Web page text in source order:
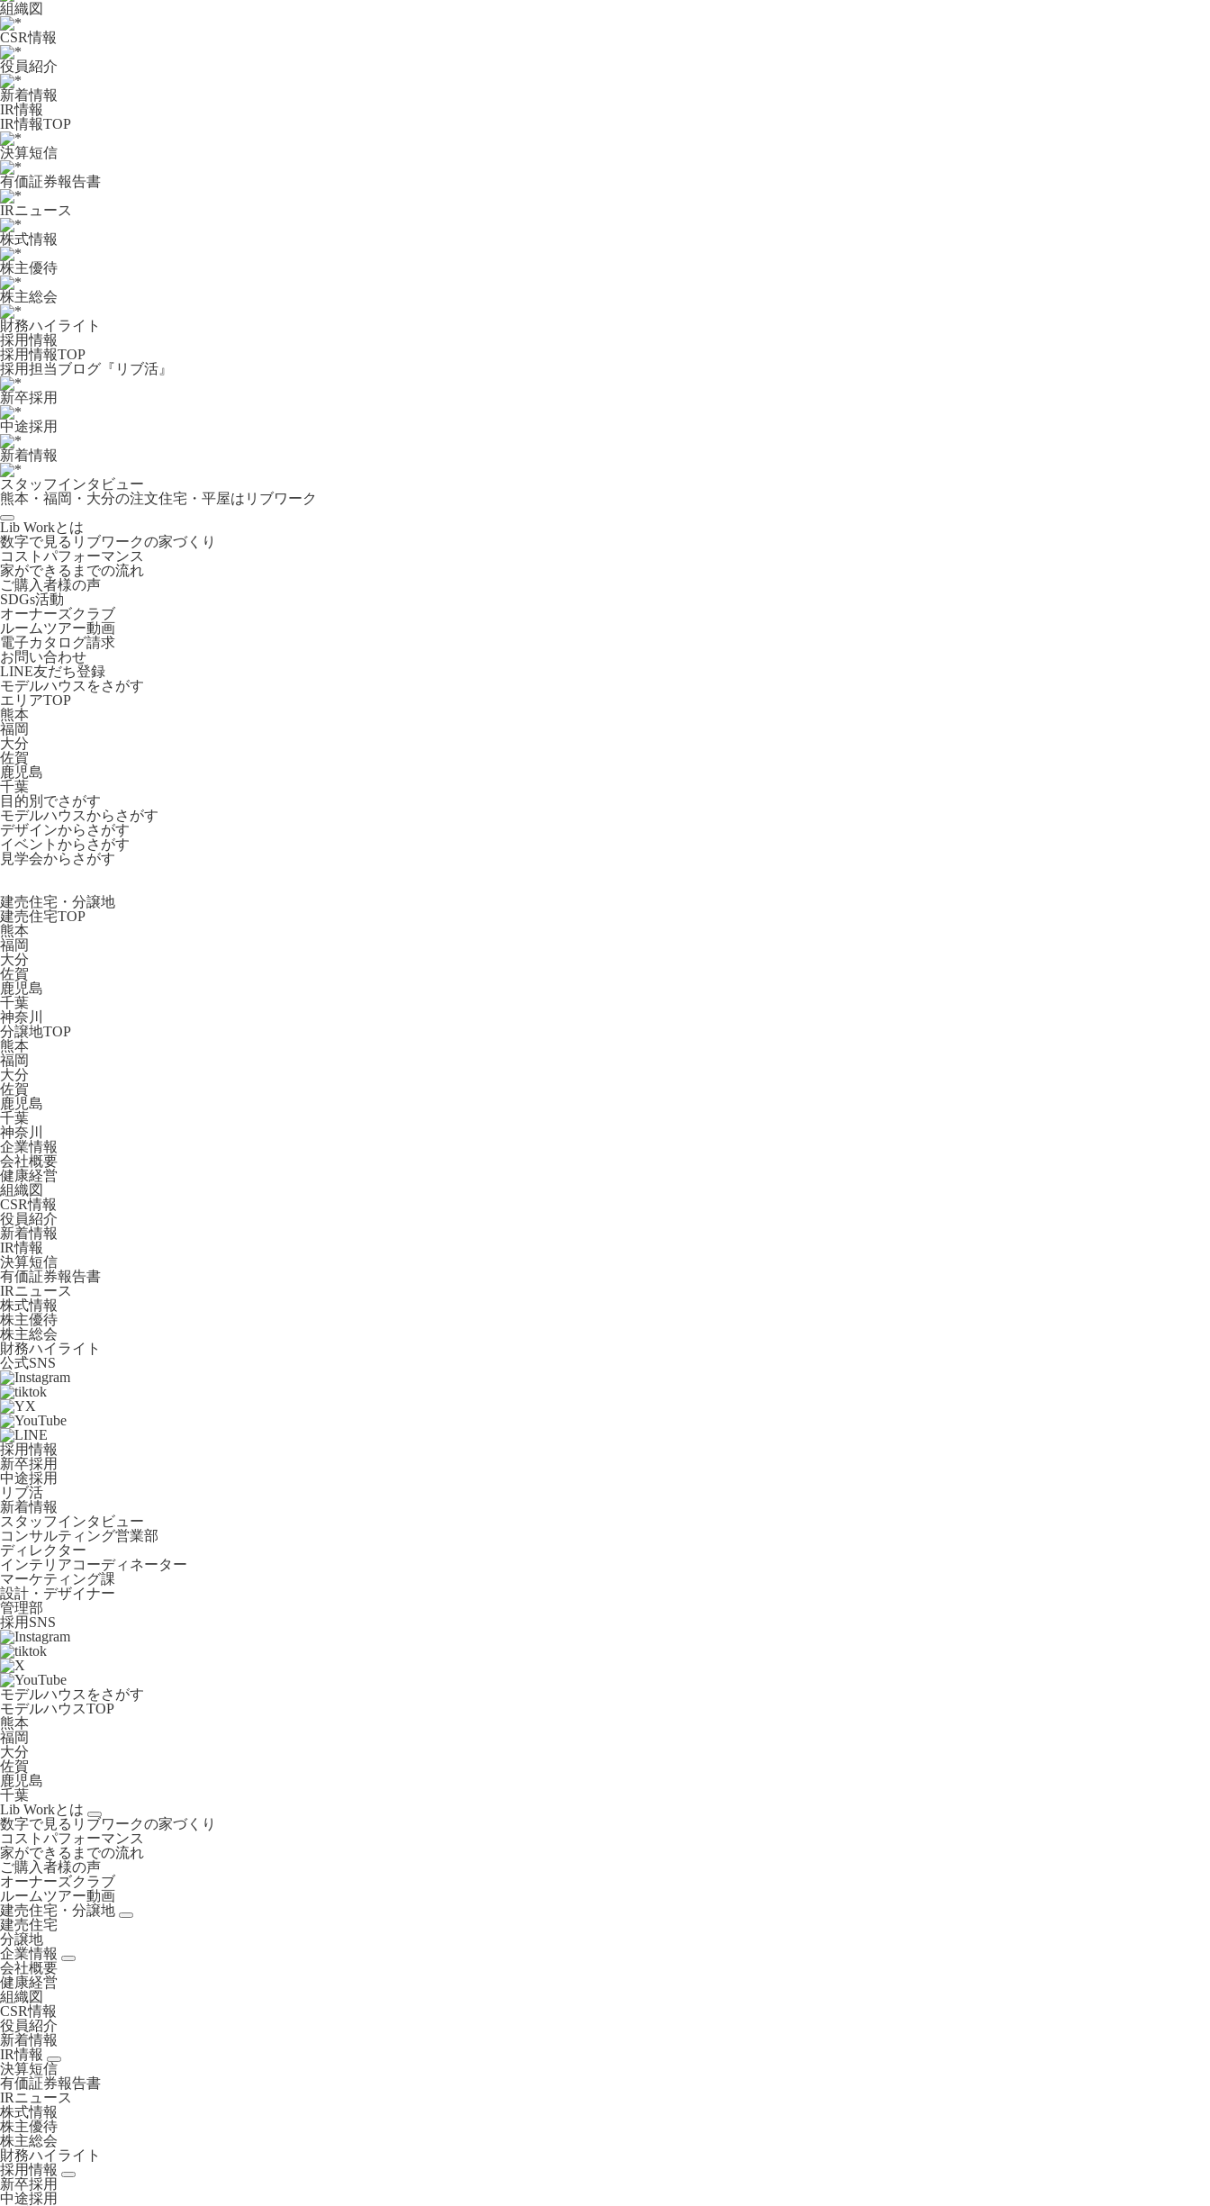
組織図
CSR情報
役員紹介
新着情報
IR情報
IR情報TOP
決算短信
有価証券報告書
IRニュース
株式情報
株主優待
株主総会
財務ハイライト
採用情報
採用情報TOP
採用担当ブログ『リブ活』
新卒採用
中途採用
新着情報
スタッフインタビュー
熊本・福岡・大分の注文住宅・平屋はリブワーク
Lib Workとは
数字で見るリブワークの家づくり
コストパフォーマンス
家ができるまでの流れ
ご購入者様の声
SDGs活動
オーナーズクラブ
ルームツアー動画
電子カタログ請求
お問い合わせ
LINE友だち登録
モデルハウスをさがす
エリアTOP
熊本
福岡
大分
佐賀
鹿児島
千葉
目的別でさがす
モデルハウスからさがす
デザインからさがす
イベントからさがす
見学会からさがす
建売住宅・分譲地
建売住宅TOP
熊本
福岡
大分
佐賀
鹿児島
千葉
神奈川
分譲地TOP
熊本
福岡
大分
佐賀
鹿児島
千葉
神奈川
企業情報
会社概要
健康経営
組織図
CSR情報
役員紹介
新着情報
IR情報
決算短信
有価証券報告書
IRニュース
株式情報
株主優待
株主総会
財務ハイライト
公式SNS
採用情報
新卒採用
中途採用
リブ活
新着情報
スタッフインタビュー
コンサルティング営業部
ディレクター
インテリアコーディネーター
マーケティング課
設計・デザイナー
管理部
採用SNS
モデルハウスをさがす
モデルハウスTOP
熊本
福岡
大分
佐賀
鹿児島
千葉
Lib Workとは
数字で見るリブワークの家づくり
コストパフォーマンス
家ができるまでの流れ
ご購入者様の声
オーナーズクラブ
ルームツアー動画
建売住宅・分譲地
建売住宅
分譲地
企業情報
会社概要
健康経営
組織図
CSR情報
役員紹介
新着情報
IR情報
決算短信
有価証券報告書
IRニュース
株式情報
株主優待
株主総会
財務ハイライト
採用情報
新卒採用
中途採用